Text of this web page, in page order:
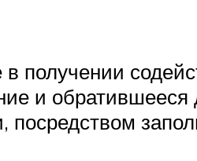
получении
и обратившееся
посредством